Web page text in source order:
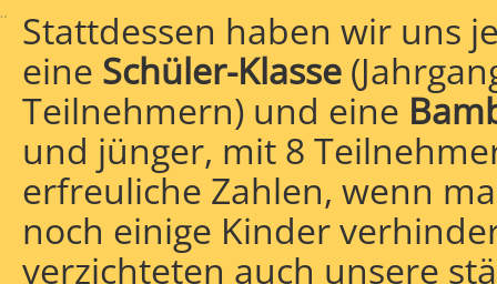
Stattdessen haben wir uns
eine Schüler-Klasse
Teilnehmern) und eine
und jünger, mit 8
erfreuliche Zahlen, wenn
noch einige Kinder
verzichteten auch unsere